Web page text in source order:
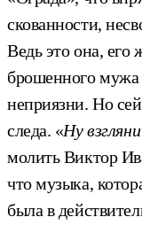
скованности,
Ведь это она, его
брошенного мужа
неприязни. Но
следа. «Ну
молить Виктор
что музыка,
была в